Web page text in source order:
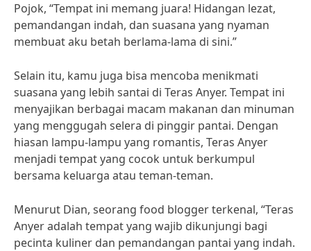
Pojok, “Tempat ini memang juara! Hidangan lezat,
pemandangan indah, dan suasana yang nyaman
membuat aku betah berlama-lama di sini.”
Selain itu, kamu juga bisa mencoba menikmati
suasana yang lebih santai di Teras Anyer. Tempat ini
menyajikan berbagai macam makanan dan minuman
yang menggugah selera di pinggir pantai. Dengan
hiasan lampu-lampu yang romantis, Teras Anyer
menjadi tempat yang cocok untuk berkumpul
bersama keluarga atau teman-teman.
Menurut Dian, seorang food blogger terkenal, “Teras
Anyer adalah tempat yang wajib dikunjungi bagi
pecinta kuliner dan pemandangan pantai yang indah.